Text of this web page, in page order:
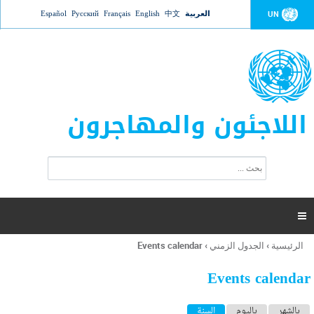
Jump to navigation UN العربية 中文
English
Français
Русский
Español
اللاجئون والمهاجرون
ت
ر
ل
ح
ب

أنت
هنا
الرئيسية › الجدول الزمني ›
Events calendar
Events calendar